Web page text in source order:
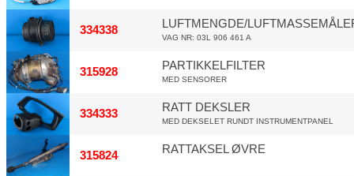
334338 LUFTMENGDE/
VAG NR: 03L 906 461 A
315928 PARTIKKELFILTER
MED SENSORER
334333 RATT DEKSLER
MED DEKSELET RUNDT INSTRUMENTPANEL
315824 RATTAKSEL ØVRE